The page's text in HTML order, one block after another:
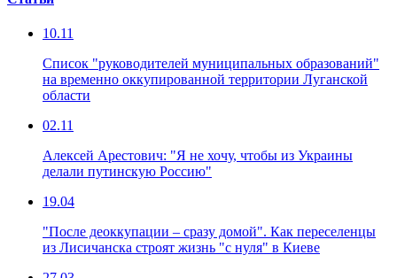
10.11
Список "руководителей муниципальных образований"
на временно оккупированной территории Луганской
области
02.11
Алексей Арестович: "Я не хочу, чтобы из Украины
делали путинскую Россию"
19.04
"После деоккупации – сразу домой". Как переселенцы
из Лисичанска строят жизнь "с нуля" в Киеве